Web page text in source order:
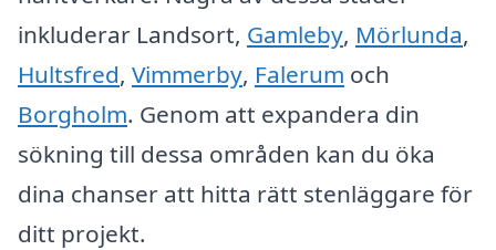
inkluderar Landsort, Gamleby, Mörlunda,
Hultsfred, Vimmerby, Falerum och
Borgholm. Genom att expandera din
sökning till dessa områden kan du öka
dina chanser att hitta rätt stenläggare för
ditt projekt.